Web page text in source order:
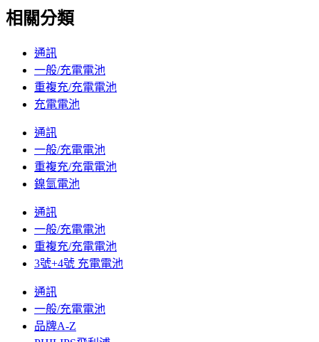
相關分類
通訊
一般/充電電池
重複充/充電電池
充電電池
通訊
一般/充電電池
重複充/充電電池
鎳氫電池
通訊
一般/充電電池
重複充/充電電池
3號+4號 充電電池
通訊
一般/充電電池
品牌A-Z